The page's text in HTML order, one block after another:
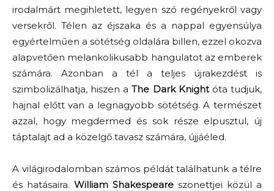
irodalmárt megihletett, legyen szó regényekről vagy
versekről. Télen az éjszaka és a nappal egyensúlya
egyértelműen a sötétség oldalára billen, ezzel okozva
alapvetően melankolikusabb hangulatot az emberek
számára. Azonban a tél a teljes újrakezdést is
szimbolizálhatja, hiszen aThe Dark Knightóta tudjuk,
hajnal előtt van a legnagyobb sötétség. A természet
azzal, hogy megdermed és sok része elpusztul, új
táptalajt ad a közelgő tavasz számára, újjáéled.
A világirodalomban számos példát találhatunk a télre
és hatásaira. William Shakespeare szonettjei közül a